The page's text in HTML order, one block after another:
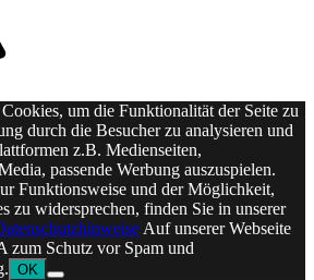
um die Funktionalität der Seite zu
durch die Besucher zu analysieren und
z.B. Medienseiten,
passende Werbung auszuspielen.
Funktionsweise und der Möglichkeit,
zu widersprechen, finden Sie in unserer
Auf unserer Webseite
Schutz vor Spam und
OK